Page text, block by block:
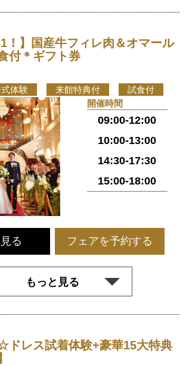
！】国産牛フィレ肉＆オマール
付＊ギフト券
体験 来館特典付
試食付
開催時間
09:00-12:00
10:00-13:00
14:30-17:30
15:00-18:00
る フェアを予約する
もっと見る
ドレス試着体験+豪華15大特典